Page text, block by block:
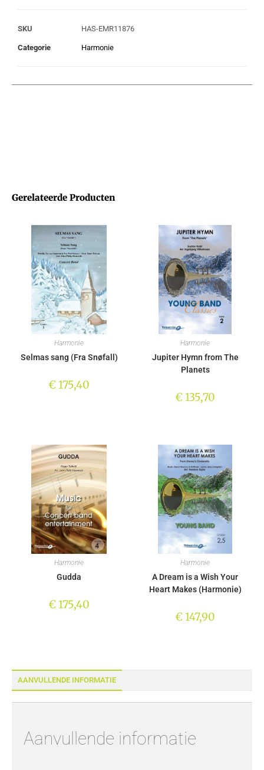
SKU HAS-EMR11876
Categorie Harmonie
AANVULLENDE INFORMATIE
Aanvullende informatie
Gerelateerde Producten
Harmonie
Selmas sang (Fra Snøfall)
€175,40
Harmonie
Jupiter Hymn from The
Planets
€135,70
Harmonie
Gudda
€175,40
Harmonie
A Dream is a Wish Your
Heart Makes (Harmonie)
€147,90